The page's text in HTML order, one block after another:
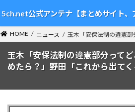
ン
テ
ン
ツ
ビ
ゲ
ー
シ
5ch.net公式アンテナ【まとめサイト、
HOME ニュース 玉木「安保法制の違憲
玉木「安保法制の違憲部分って
めたら？」野田「これから出てく